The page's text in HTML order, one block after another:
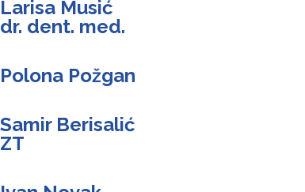
Larisa Musić
dr. dent. med.
Polona Požgan
Samir Berisalić
ZT